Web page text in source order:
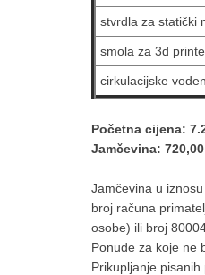
stvrdla za statički
smola za 3d
cirkulacijske
Početna cijena:
Jamčevina: 720,00
Jamčevina u
broj računa
osobe) ili broj
Ponude za koje ne
Prikupljanje